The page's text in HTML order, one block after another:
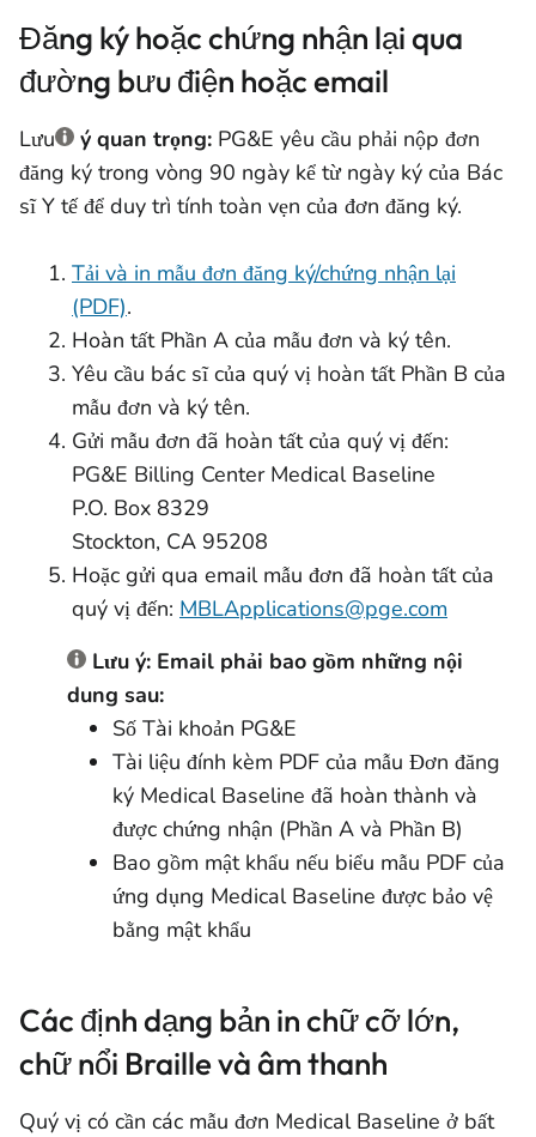
Đăng ký hoặc chứng nhận lại qua
đường bưu điện hoặc email
Lưu ý quan trọng: PG&E yêu cầu phải nộp đơn
đăng ký trong vòng 90 ngày kể từ ngày ký của Bác
sĩ Y tế để duy trì tính toàn vẹn của đơn đăng ký.
Tải và in mẫu đơn đăng ký/chứng nhận lại
(PDF).
Hoàn tất Phần A của mẫu đơn và ký tên.
Yêu cầu bác sĩ của quý vị hoàn tất Phần B của
mẫu đơn và ký tên.
Gửi mẫu đơn đã hoàn tất của quý vị đến:
PG&E Billing Center Medical Baseline
P.O. Box 8329
Stockton, CA 95208
Hoặc gửi qua email mẫu đơn đã hoàn tất của
quý vị đến: MBLApplications@pge.com
Lưu ý: Email phải bao gồm những nội
dung sau:
Số Tài khoản PG&E
Tài liệu đính kèm PDF của mẫu Đơn đăng
ký Medical Baseline đã hoàn thành và
được chứng nhận (Phần A và Phần B)
Bao gồm mật khẩu nếu biểu mẫu PDF của
ứng dụng Medical Baseline được bảo vệ
bằng mật khẩu
Các định dạng bản in chữ cỡ lớn,
chữ nổi Braille và âm thanh
Quý vị có cần các mẫu đơn Medical Baseline ở bất